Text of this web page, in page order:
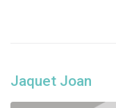
Jaquet Joan